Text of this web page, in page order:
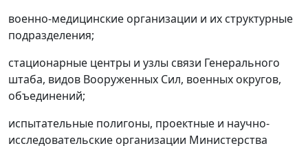
военно-медицинские организации и их структурные
подразделения;
стационарные центры и узлы связи Генерального
штаба, видов Вооруженных Сил, военных округов,
объединений;
испытательные полигоны, проектные и научно-
исследовательские организации Министерства